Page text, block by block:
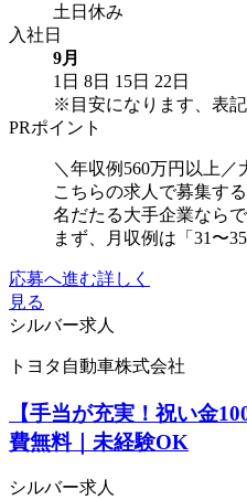
土日休み
入社日
9月
1日 8日 15日 22日
※目安になります、表
PRポイント
＼年収例560万円以上
こちらの求人で募集す
名だたる大手企業なら
まず、月収例は「31〜
応募へ進む詳しく
見る
シルバー求人
トヨタ自動車株式会社
【手当が充実！祝い金
費無料｜未経験OK
シルバー求人